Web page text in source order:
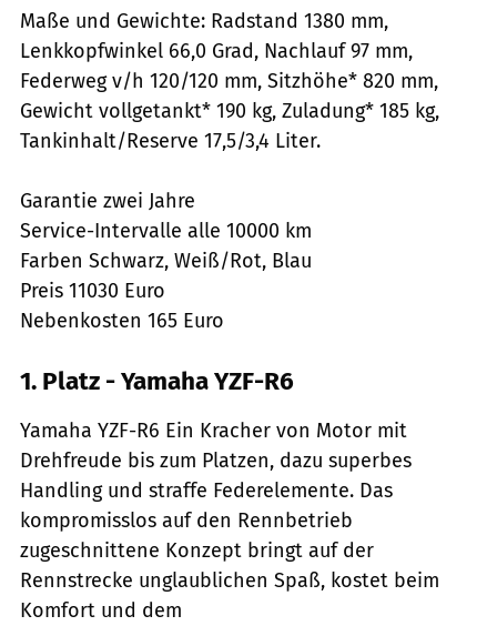
Maße und Gewichte: Radstand 1380 mm,
Lenkkopfwinkel 66,0 Grad, Nachlauf 97 mm,
Federweg v/h 120/120 mm, Sitzhöhe* 820 mm,
Gewicht vollgetankt* 190 kg, Zuladung* 185 kg,
Tankinhalt/Reserve 17,5/3,4 Liter.
Garantie zwei Jahre
Service-Intervalle alle 10000 km
Farben Schwarz, Weiß/Rot, Blau
Preis 11030 Euro
Nebenkosten 165 Euro
1. Platz - Yamaha YZF-R6
Yamaha YZF-R6 Ein Kracher von Motor mit
Drehfreude bis zum Platzen, dazu superbes
Handling und straffe Federelemente. Das
kompromisslos auf den Rennbetrieb
zugeschnittene Konzept bringt auf der
Rennstrecke unglaublichen Spaß, kostet beim
Komfort und dem